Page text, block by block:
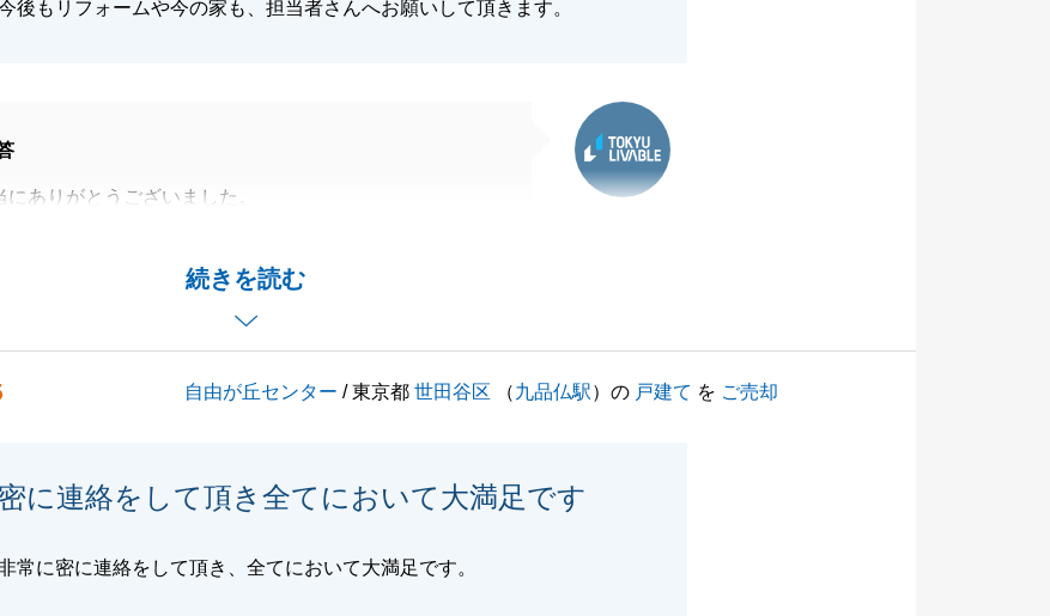
後もリフォームや今の家も、担当者さんへお願いして頂きます。
続きを読む
ありがとうございました。
事は、「正確な情報を提供することで、お客様がご自身
択をされる」お手伝いをする。
わりではなく、長いお付合いの第一歩が始まったと考え
付き合いを、何卒、宜しくお願い致します。
自由が丘センター / 東京都世田谷区 （九品仏駅）の 戸建て を ご売却
密に連絡をして頂き全てにおいて大満足です
常に密に連絡をして頂き、全てにおいて大満足です。